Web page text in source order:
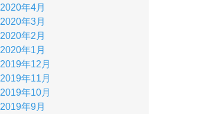
2020年4月
2020年3月
2020年2月
2020年1月
2019年12月
2019年11月
2019年10月
2019年9月